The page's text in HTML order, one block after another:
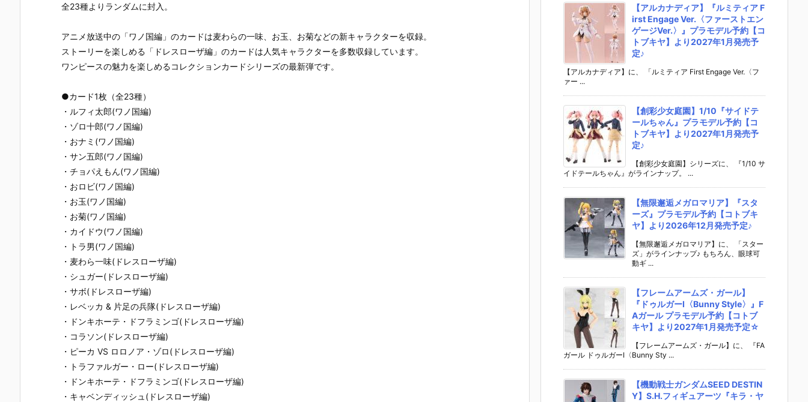
全23種よりランダムに封入。
アニメ放送中の「ワノ国編」のカードは麦わらの一味、お玉、お菊などの新キャラクターを収録。
ストーリーを楽しめる「ドレスローザ編」のカードは人気キャラクターを多数収録しています。
ワンピースの魅力を楽しめるコレクションカードシリーズの最新弾です。
●カード1枚（全23種）
・ルフィ太郎(ワノ国編)
・ゾロ十郎(ワノ国編)
・おナミ(ワノ国編)
・サン五郎(ワノ国編)
・チョパえもん(ワノ国編)
・おロビ(ワノ国編)
・お玉(ワノ国編)
・お菊(ワノ国編)
・カイドウ(ワノ国編)
・トラ男(ワノ国編)
・麦わら一味(ドレスローザ編)
・シュガー(ドレスローザ編)
・サボ(ドレスローザ編)
・レベッカ & 片足の兵隊(ドレスローザ編)
・ドンキホーテ・ドフラミンゴ(ドレスローザ編)
・コラソン(ドレスローザ編)
・ピーカ VS ロロノア・ゾロ(ドレスローザ編)
・トラファルガー・ロー(ドレスローザ編)
・ドンキホーテ・ドフラミンゴ(ドレスローザ編)
・キャベンディッシュ(ドレスローザ編)
【アルカナディア】『ルミティア F
irst Engage Ver.〈ファーストエン
ゲージVer.〉』プラモデル予約【コ
トブキヤ】より2027年1月発売予
定♪
【アルカナディア】に、 「ルミティア First Engage Ver.〈フ
ァー ...
【創彩少女庭園】1/10『サイドテ
ールちゃん』プラモデル予約【コ
トブキヤ】より2027年1月発売予
定♪
【創彩少女庭園】シリーズに、 『1/10 サ
イドテールちゃん』がラインナップ。 ...
【無限邂逅メガロマリア】『スタ
ーズ』プラモデル予約【コトブキ
ヤ】より2026年12月発売予定♪
【無限邂逅メガロマリア】に、 「スター
ズ」がラインナップ♪ もちろん、眼球可
動ギ ...
【フレームアームズ・ガール】
『ドゥルガーI〈Bunny Style〉』F
Aガール プラモデル予約【コトブ
キヤ】より2027年1月発売予定☆
【フレームアームズ・ガール】に、 『FA
ガール ドゥルガーI〈Bunny Sty ...
【機動戦士ガンダムSEED DESTIN
Y】S.H.フィギュアーツ『キラ・ヤ